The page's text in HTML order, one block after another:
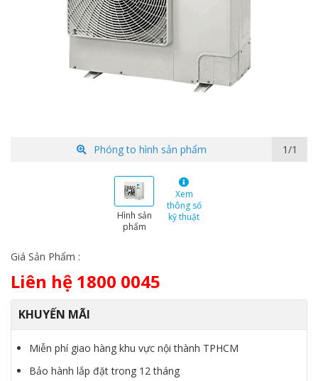
Phóng to hình sản phẩm 1/1
Hình sản
phẩm
Xem
thông số
kỹ thuật
Giá Sản Phẩm :
Liên hệ 1800 0045
KHUYẾN MÃI
Miễn phí giao hàng khu vực nội thành TPHCM
Bảo hành lắp đặt trong 12 tháng